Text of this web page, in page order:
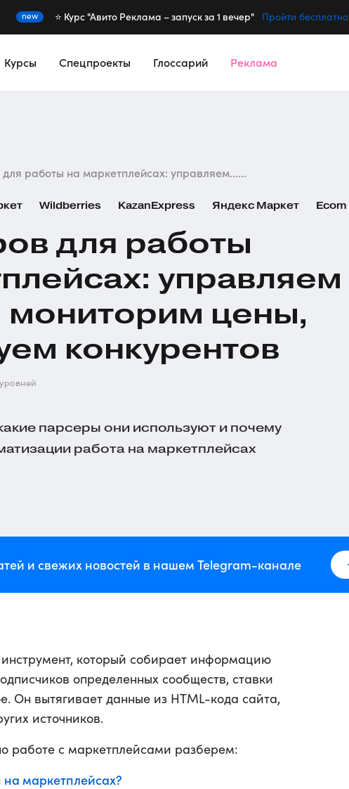
new ⭐️ Курс "Авито Реклама – запуск за 1 вечер" Пройти бесплатно
Курсы Спецпроекты Глоссарий Реклама
для работы на маркетплейсах: управляем......
Wildberries KazanExpress Яндекс Маркет Ecom
для работы
управляем
мониторим цены,
конкурентов
парсеры они используют и почему
работа на маркетплейсах
и свежих новостей в нашем Telegram-канале
который собирает информацию
определенных сообществ, ставки
Он вытягивает данные из HTML-кода сайта,
источников.
работе с маркетплейсами разберем:
маркетплейсах?